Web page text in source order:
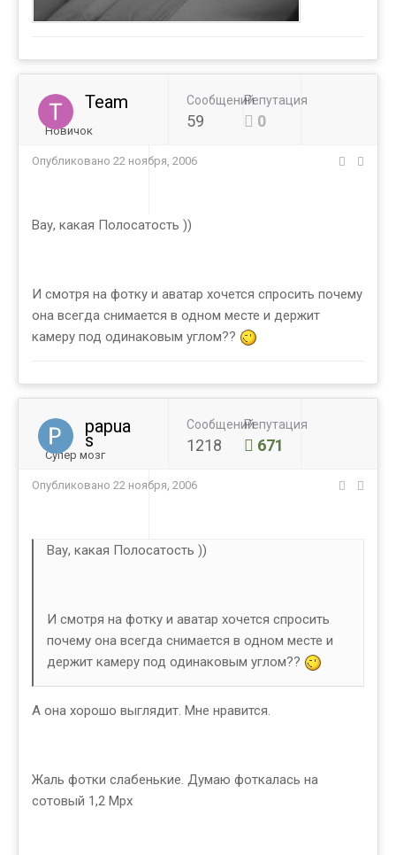
Team
Новичок
Сообщений
59
Репутация
0
Опубликовано 22 ноября, 2006
Вау, какая Полосатость ))
И смотря на фотку и аватар хочется спросить почему
она всегда снимается в одном месте и держит
камеру под одинаковым углом??
papua
s
Супер мозг
Сообщений
1218
Репутация
671
Опубликовано 22 ноября, 2006
Вау, какая Полосатость ))
И смотря на фотку и аватар хочется спросить
почему она всегда снимается в одном месте и
держит камеру под одинаковым углом??
А она хорошо выглядит. Мне нравится.
Жаль фотки слабенькие. Думаю фоткалась на
сотовый 1,2 Mpx